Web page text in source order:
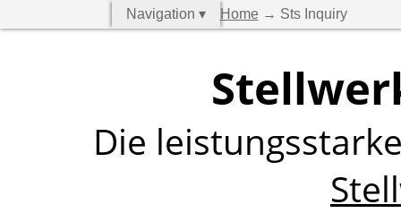
Navigation ▾ Home→ Sts Inquiry
Die